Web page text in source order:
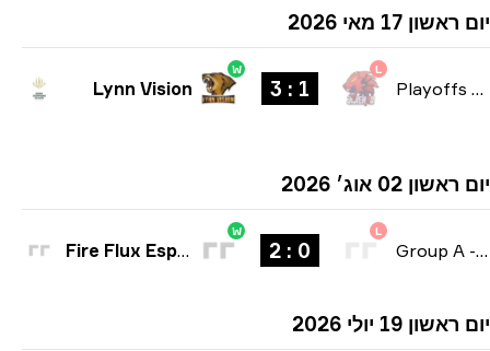
17 מאי 2026
Playoffs
Lynn Vision
02 אוג׳ 2026
Group A
Fire Flux Esports
19 יולי 2026